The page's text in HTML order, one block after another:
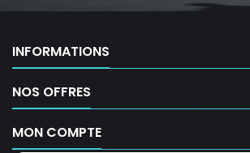
INFORMATIONS
NOS OFFRES
MON COMPTE